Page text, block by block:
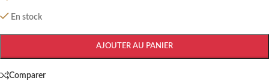
En stock
AJOUTER AU PANIER
Comparer